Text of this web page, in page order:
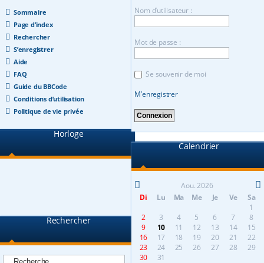
Sommaire
Page d’index
Rechercher
S’enregistrer
Aide
FAQ
Guide du BBCode
Conditions d’utilisation
Politique de vie privée
Horloge
Rechercher
Nom d’utilisateur :
Mot de passe :
Se souvenir de moi
M’enregistrer
Calendrier
Aou. 2026
Di
Lu Ma Me Je Ve
Sa
1
2
3 4 5 6 7
8
9
10 11 12 13 14
15
16
17 18 19 20 21
22
23
24 25 26 27 28
29
30
31